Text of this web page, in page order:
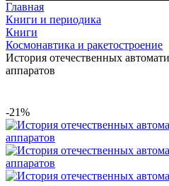
Главная
Книги и периодика
Книги
Космонавтика и ракетостроение
История отечественных
аппаратов
-21%